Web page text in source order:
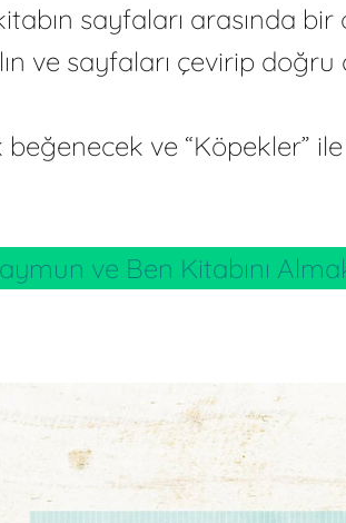
sayfaları arasında
ve sayfaları çevirip
ve “Köpekler”
ve Ben Kitabını